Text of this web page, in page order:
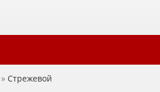
» Стрежевой